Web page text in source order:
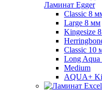
Ламинат Egger
Classic 8
Large 8 мм
Kingesize
Classic 10
Long
Medium
AQUA+